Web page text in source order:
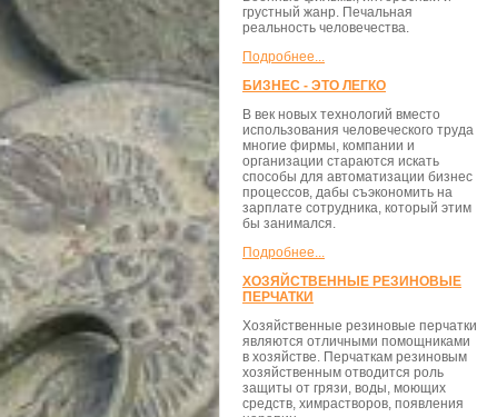
грустный жанр. Печальная
реальность человечества.
Подробнее...
БИЗНЕС - ЭТО ЛЕГКО
В век новых технологий вместо
использования человеческого труда
многие фирмы, компании и
организации стараются искать
способы для автоматизации бизнес
процессов, дабы съэкономить на
зарплате сотрудника, который этим
бы занимался.
Подробнее...
ХОЗЯЙСТВЕННЫЕ РЕЗИНОВЫЕ
ПЕРЧАТКИ
Хозяйственные резиновые перчатки
являются отличными помощниками
в хозяйстве. Перчаткам резиновым
хозяйственным отводится роль
защиты от грязи, воды, моющих
средств, химрастворов, появления